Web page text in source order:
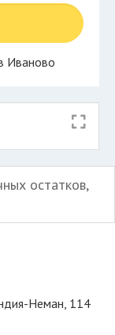
Иваново
остатков,
Неман, 114